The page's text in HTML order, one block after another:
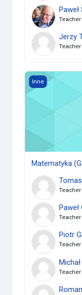
Teacher
Jerzy
Teacher
Matematyka
Inne
Matematyka
Teacher
Teacher
Piotr
Teacher
Teacher